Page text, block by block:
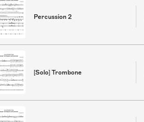
Percussion 2
[Solo] Trombone